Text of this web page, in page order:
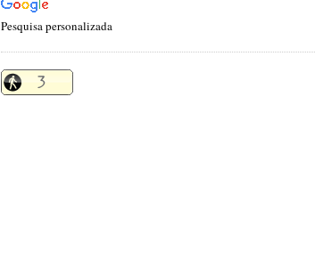
Pesquisa personalizada